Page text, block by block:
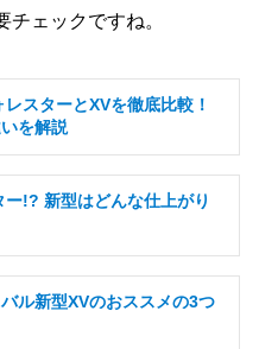
ェックですね。
レスターとXVを徹底比較！
を解説
!? 新型はどんな仕上がり
バル新型XVのおススメの3つ